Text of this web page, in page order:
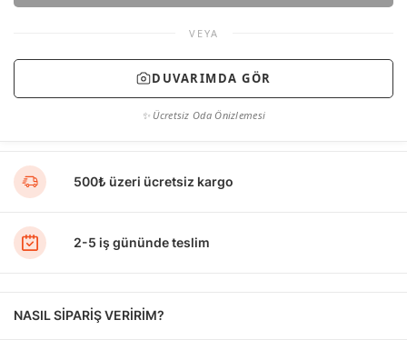
VEYA
DUVARIMDA GÖR
✨ Ücretsiz Oda Önizlemesi
500₺ üzeri ücretsiz kargo
2-5 iş gününde teslim
NASIL SİPARİŞ VERİRİM?